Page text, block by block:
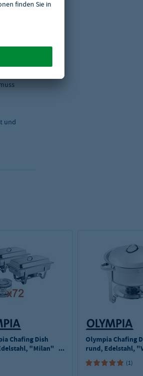
in
und
Chafing Dish
"Milan"
Olympia Chafing
rund, Edelstahl,
(1)